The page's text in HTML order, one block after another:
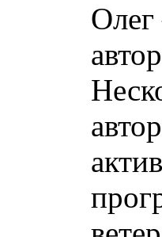
Олег